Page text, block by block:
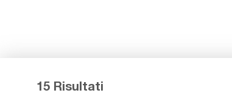
15 Risultati